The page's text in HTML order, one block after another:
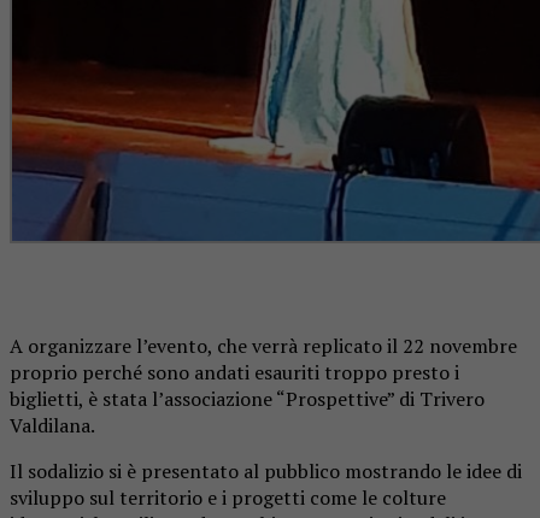
A organizzare l’evento, che verrà replicato il 22 novembre
proprio perché sono andati esauriti troppo presto i
biglietti, è stata l’associazione “Prospettive” di Trivero
Valdilana.
Il sodalizio si è presentato al pubblico mostrando le idee di
sviluppo sul territorio e i progetti come le colture